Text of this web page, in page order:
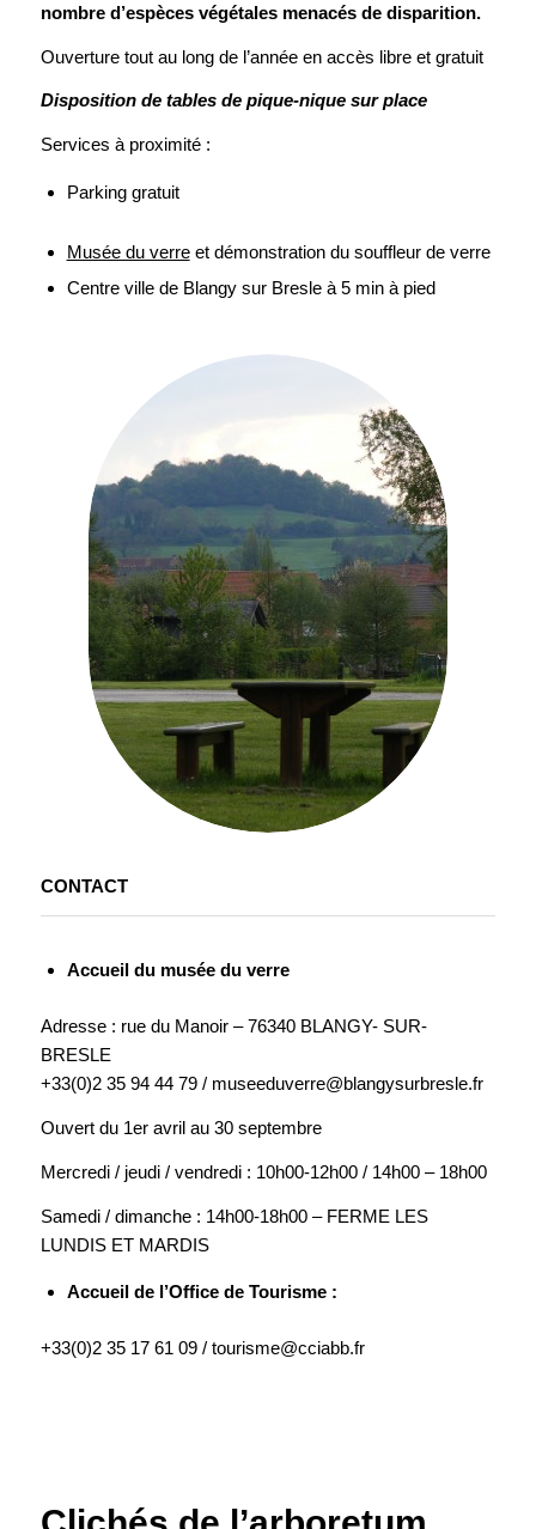
nombre d’espèces végétales menacés de disparition.
Ouverture tout au long de l’année en accès libre et gratuit
Disposition de tables de pique-nique sur place
Services à proximité :
Parking gratuit
Musée du verreet démonstration du souffleur de verre
Centre ville de Blangy sur Bresle à 5 min à pied
CONTACT
Accueil du musée du verre
Adresse : rue du Manoir – 76340 BLANGY- SUR-
BRESLE
+33(0)2 35 94 44 79 / museeduverre@blangysurbresle.fr
Ouvert du 1er avril au 30 septembre
Mercredi / jeudi / vendredi : 10h00-12h00 / 14h00 – 18h00
Samedi / dimanche : 14h00-18h00 – FERME LES
LUNDIS ET MARDIS
Accueil de l’Office de Tourisme :
+33(0)2 35 17 61 09 / tourisme@cciabb.fr